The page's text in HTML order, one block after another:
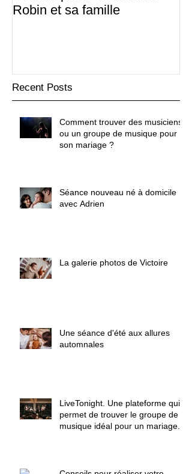
Robin et sa famille
Recent Posts
Comment trouver des musiciens
ou un groupe de musique pour
son mariage ?
Séance nouveau né à domicile
avec Adrien
La galerie photos de Victoire
Une séance d'été aux allures
automnales
LiveTonight. Une plateforme qui
permet de trouver le groupe de
musique idéal pour un mariage.